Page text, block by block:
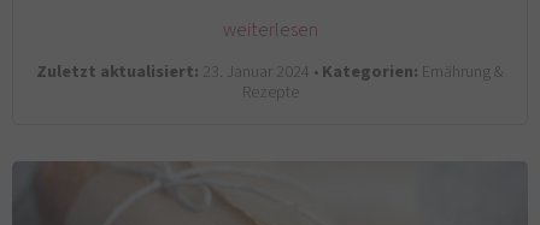
weiterlesen
Zuletzt aktualisiert: 23. Januar 2024 •Kategorien: Ernährung &
Rezepte